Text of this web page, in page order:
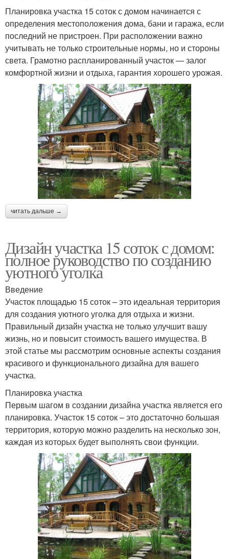
Планировка участка 15 соток с домом начинается с
определения местоположения дома, бани и гаража, если
последний не пристроен. При расположении важно
учитывать не только строительные нормы, но и стороны
света. Грамотно распланированный участок — залог
комфортной жизни и отдыха, гарантия хорошего урожая.
читать дальше →
Дизайн участка 15 соток с домом:
полное руководство по созданию
уютного уголка
Введение
Участок площадью 15 соток – это идеальная территория
для создания уютного уголка для отдыха и жизни.
Правильный дизайн участка не только улучшит вашу
жизнь, но и повысит стоимость вашего имущества. В
этой статье мы рассмотрим основные аспекты создания
красивого и функционального дизайна для вашего
участка.
Планировка участка
Первым шагом в создании дизайна участка является его
планировка. Участок 15 соток – это достаточно большая
территория, которую можно разделить на несколько зон,
каждая из которых будет выполнять свои функции.